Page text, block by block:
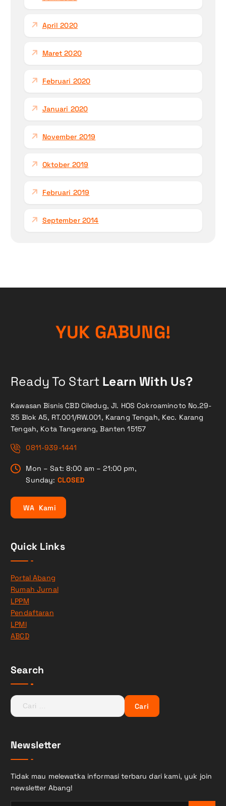
April 2020
Maret 2020
Februari 2020
Januari 2020
November 2019
Oktober 2019
Februari 2019
September 2014
YUK GABUNG!
Ready To Start Learn With Us?
Kawasan Bisnis CBD Ciledug, Jl. HOS Cokroaminoto No.29-
35 Blok A5, RT.001/RW.001, Karang Tengah, Kec. Karang
Tengah, Kota Tangerang, Banten 15157
0811-939-1441
Mon – Sat: 8:00 am – 21:00 pm,
Sunday: CLOSED
WA Kami
Quick Links
Portal Abang
Rumah Jurnal
LPPM
Pendaftaran
LPMI
ABCD
Search
C
a
u
n
u
k
Newsletter
Tidak mau melewatka informasi terbaru dari kami, yuk join
newsletter Abang!